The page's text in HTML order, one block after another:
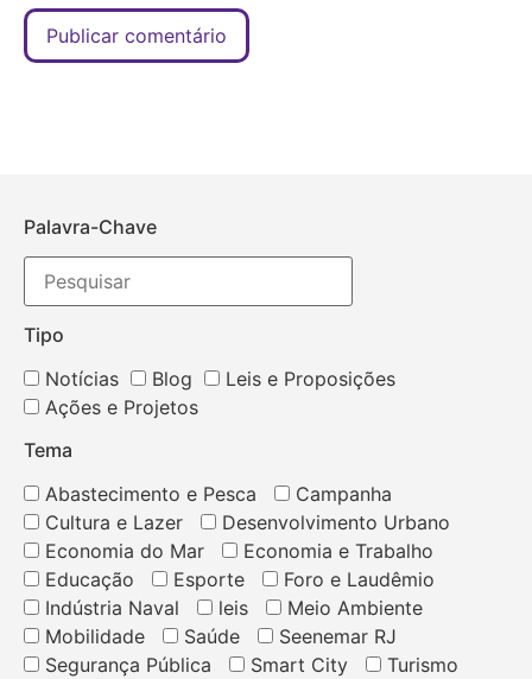
Palavra-Chave
Tipo
Notícias
Blog
Leis e Proposições
Ações e Projetos
Tema
Abastecimento e Pesca
Campanha
Cultura e Lazer
Desenvolvimento Urbano
Economia do Mar
Economia e Trabalho
Educação
Esporte
Foro e Laudêmio
Indústria Naval
leis
Meio Ambiente
Mobilidade
Saúde
Seenemar RJ
Segurança Pública
Smart City
Turismo